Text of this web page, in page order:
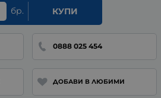
бр. КУПИ
0888 025 454
ДОБАВИ В ЛЮБИМИ